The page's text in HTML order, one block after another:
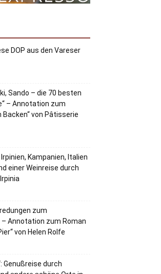
DOP aus den Vareser
Sando – die 70 besten
– Annotation zum
Backen“ von Pâtisserie
Kampanien, Italien
einer Weinreise durch
zum
Annotation zum Roman
von Helen Rolfe
Genußreise durch